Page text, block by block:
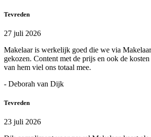
Tevreden
27 juli 2026
Makelaar is werkelijk goed die we via
gekozen. Content met de prijs en ook de
van hem viel ons totaal mee.
- Deborah van Dijk
Tevreden
23 juli 2026